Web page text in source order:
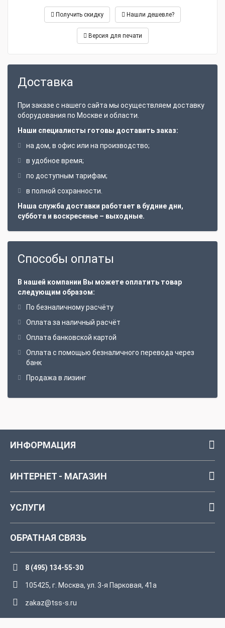
Получить скидку Нашли дешевле?
Версия для печати
Доставка
При заказе с нашего сайта мы осуществляем доставку
оборудования по Москве и области.
Наши специалисты готовы доставить заказ:
на дом, в офис или на производство;
в удобное время;
по доступным тарифам;
в полной сохранности.
Наша служба доставки работает в будние дни,
суббота и воскресенье – выходные.
Способы оплаты
В нашей компании Вы можете оплатить товар
следующим образом:
По безналичному расчёту
Оплата за наличный расчёт
Оплата банковской картой
Оплата с помощью безналичного перевода через
банк
Продажа в лизинг
ИНФОРМАЦИЯ
ИНТЕРНЕТ - МАГАЗИН
УСЛУГИ
ОБРАТНАЯ СВЯЗЬ
8 (495) 134-55-30
105425, г. Москва, ул. 3-я Парковая, 41а
zakaz@tss-s.ru